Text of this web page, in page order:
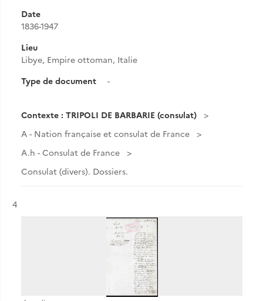
Date
1836-1947
Lieu
Libye, Empire ottoman, Italie
Type de document
-
Contexte : TRIPOLI DE BARBARIE (consulat)
A - Nation française et consulat de France
A.h - Consulat de France
Consulat (divers). Dossiers.
Résultat n°
4